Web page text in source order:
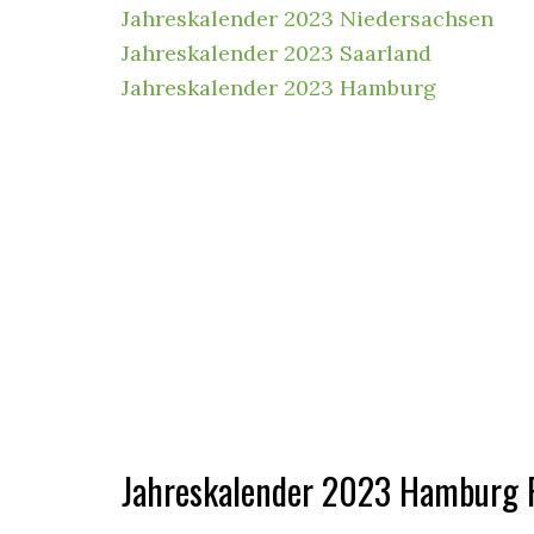
Jahreskalender 2023 Niedersachsen
Jahreskalender 2023 Saarland
Jahreskalender 2023 Hamburg
Jahreskalender2023 Hamburg